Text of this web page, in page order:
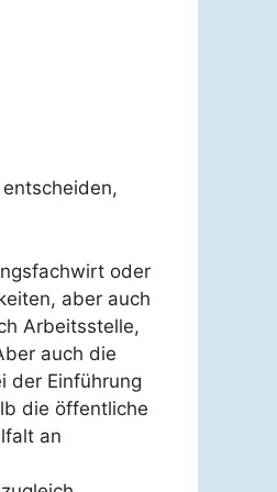
oder
aber auch
Arbeitsstelle,
auch die
der Einführung
die öffentliche
an